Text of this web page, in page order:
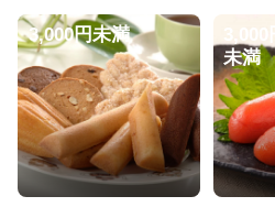
3,000円未満
3,000
未満